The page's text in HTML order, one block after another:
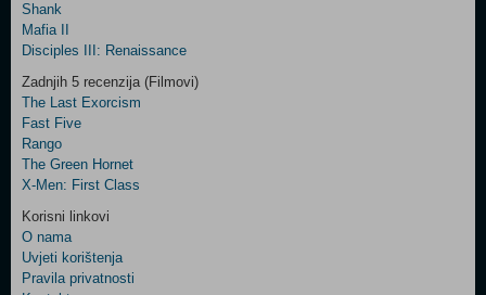
Control
Field
Three
Newsletter
Shank
Mafia II
Disciples III: Renaissance
Zadnjih 5 recenzija (Filmovi)
The Last Exorcism
Fast Five
Rango
The Green Hornet
X-Men: First Class
Korisni linkovi
O nama
Uvjeti korištenja
Pravila privatnosti